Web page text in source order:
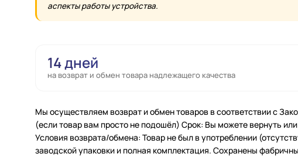
аспекты работы устройства.
14 дней
на возврат и обмен товара надлежащего качества
Мы осуществляем возврат и обмен товаров в соответствии с
(если товар вам просто не подошёл) Срок: Вы можете вернуть
Условия возврата/обмена: Товар не был в употреблении
заводской упаковки и полная комплектация. Сохранены